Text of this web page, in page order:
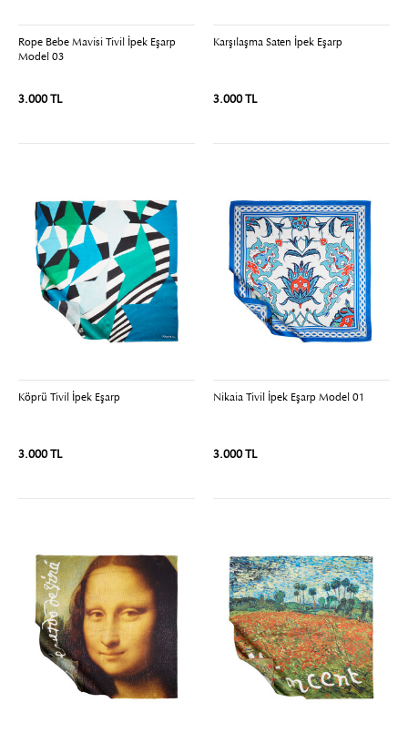
Rope Bebe Mavisi Tivil İpek Eşarp
Model 03
3.000 TL
Karşılaşma Saten İpek Eşarp
3.000 TL
Köprü Tivil İpek Eşarp
3.000 TL
Nikaia Tivil İpek Eşarp Model 01
3.000 TL